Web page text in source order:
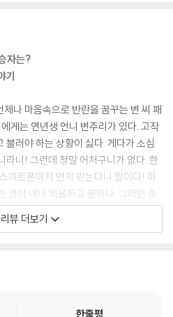
대한 목표라니, 한배라니, 뭔가 변주리
게!”
나 현활이어야 해
폰을 지키겠다는 저 다부진 손놀림과 결
스급의 진지함이었다.
쳤다. 엄마가 뒤따라가면서 “야!” 하
자는?
기
나 마음속으로 반란을 꿈꾸는 변 씨 패
게는 연년생 언니 변주리가 있다. 고작
불러야 하는 상황이 싫다. 게다가 소심
라니! 그런데 정말 어처구니가 없다. 한
마트폰마저 먼저 받는다니 말이다! 하
것이 내내 억울하고 분하다. 그러던 중
씨를 발견하고 얄미운 원수인 언니와의
. 필요한 정보라면 뭐든지 뚝딱뚝딱 찾
SNS로 빠져드는 아이들
뷰 더보기
한줄평